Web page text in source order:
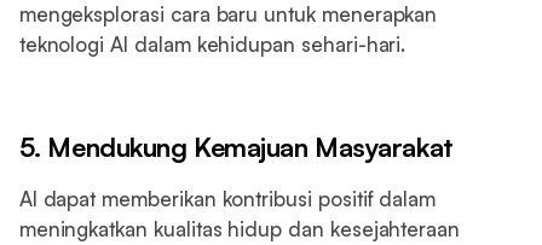
mengeksplorasi cara baru untuk menerapkan
teknologi AI dalam kehidupan sehari-hari.
5. Mendukung Kemajuan Masyarakat
AI dapat memberikan kontribusi positif dalam
meningkatkan kualitas hidup dan kesejahteraan